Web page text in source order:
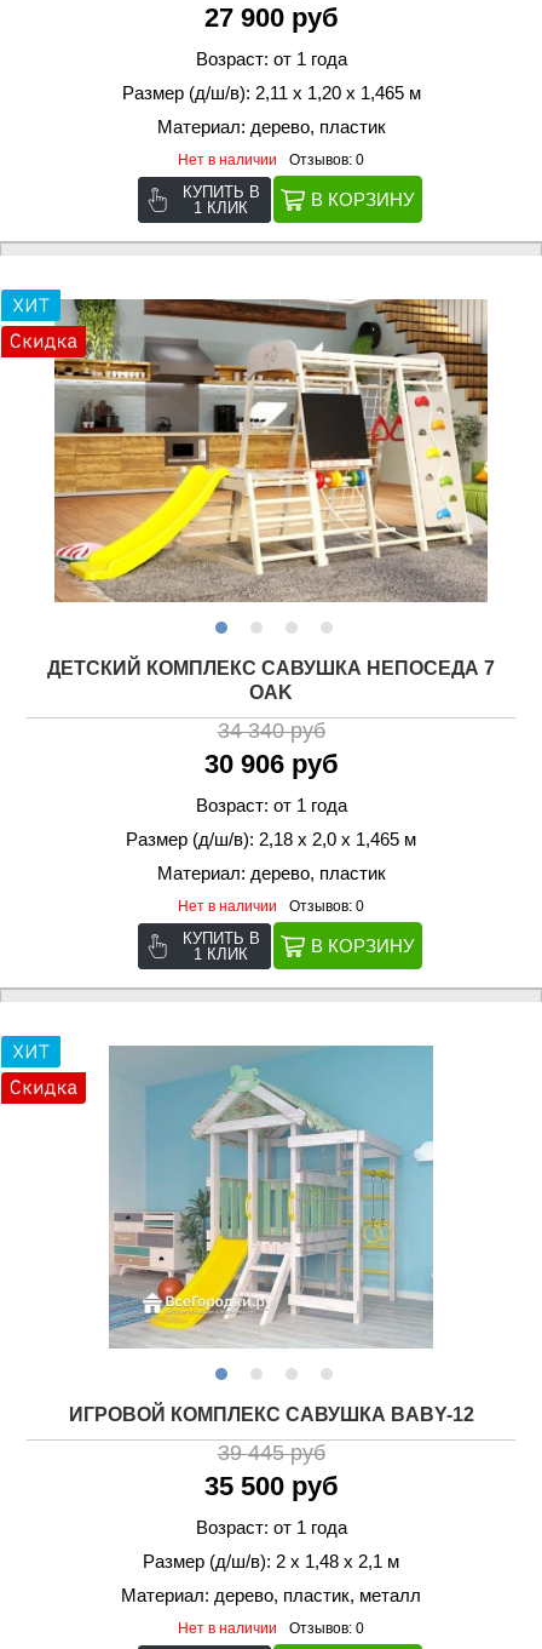
27 900 руб
Возраст: от 1 года
Размер (д/ш/в): 2,11 х 1,20 х 1,465 м
Материал: дерево, пластик
Нет в наличии Отзывов: 0
КУПИТЬ В
1 КЛИК
ДЕТСКИЙ КОМПЛЕКС САВУШКА НЕПОСЕДА 7
OAK
34 340 руб
30 906 руб
Возраст: от 1 года
Размер (д/ш/в): 2,18 х 2,0 х 1,465 м
Материал: дерево, пластик
Нет в наличии Отзывов: 0
КУПИТЬ В
1 КЛИК
ИГРОВОЙ КОМПЛЕКС САВУШКА BABY-12
39 445 руб
35 500 руб
Возраст: от 1 года
Размер (д/ш/в): 2 х 1,48 х 2,1 м
Материал: дерево, пластик, металл
Нет в наличии Отзывов: 0